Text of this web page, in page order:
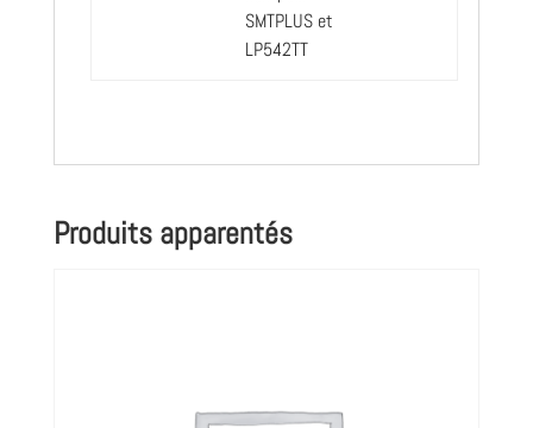
SMTPLUS et
LP542TT
Produits apparentés